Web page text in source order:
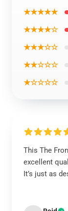
★★★★★
★★★★☆
★★★☆☆
★★☆☆☆
★☆☆☆☆
This The
excellent
It’s just as